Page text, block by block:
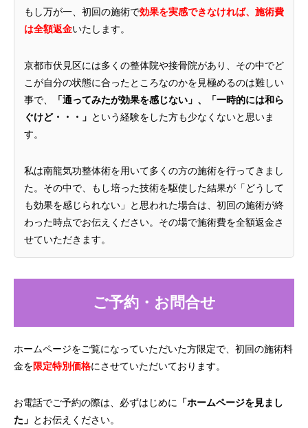
もし万が一、初回の施術で効果を実感できなければ、施術費
は全額返金いたします。
京都市伏見区には多くの整体院や接骨院があり、その中でど
こが自分の状態に合ったところなのかを見極めるのは難しい
事で、
「通ってみたが効果を感じない」、「一時的には和ら
ぐけど・・・」 という経験をした方も少なくないと思いま
す。
私は南龍気功整体術を用いて多くの方の施術を行ってきまし
た。その中で、もし培った技術を駆使した結果が「どうして
も効果を感じられない」と思われた場合は、初回の施術が終
わった時点でお伝えください。その場で施術費を全額返金さ
せていただきます。
ご予約・お問合せ
ホームページをご覧になっていただいた方限定で、初回の施術料
金を限定特別価格にさせていただいております。
お電話でご予約の際は、必ずはじめに
「ホームページを見まし
た」 とお伝えください。